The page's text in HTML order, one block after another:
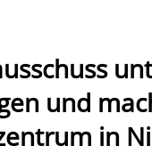
und
in